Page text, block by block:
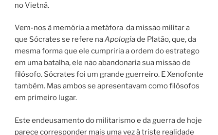
no Vietnã.
Vem-nos à memória a metáfora da missão militar a
que Sócrates se refere naApologiade Platão, que, da
mesma forma que ele cumpriria a ordem do estratego
em uma batalha, ele não abandonaria sua missão de
filósofo. Sócrates foi um grande guerreiro. E Xenofonte
também. Mas ambos se apresentavam como filósofos
em primeiro lugar.
Este endeusamento do militarismo e da guerra de hoje
parece corresponder mais uma vez à triste realidade